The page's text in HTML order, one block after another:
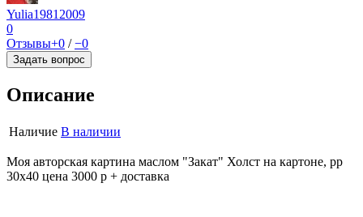
Yulia19812009
0
Отзывы+0 /−0
Задать вопрос
Описание
Наличие В наличии
Моя авторская картина маслом "Закат" Холст на картоне, рр
30х40 цена 3000 р + доставка